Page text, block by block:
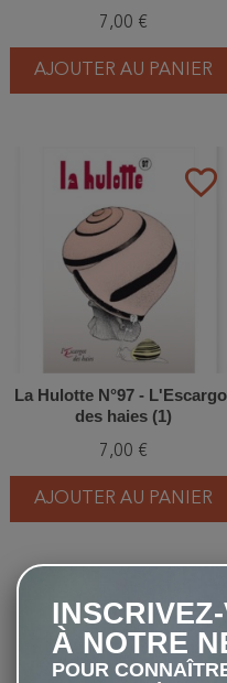
7,00 €
AJOUTER AU PANIER
favorite_border
La Hulotte N°97 -
des haies (1)
7,00 €
AJOUTER AU PANIER
favorite_border
À NOTRE
POUR